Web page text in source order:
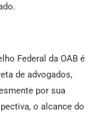
Federal da OAB é
de advogados,
por sua
o alcance do